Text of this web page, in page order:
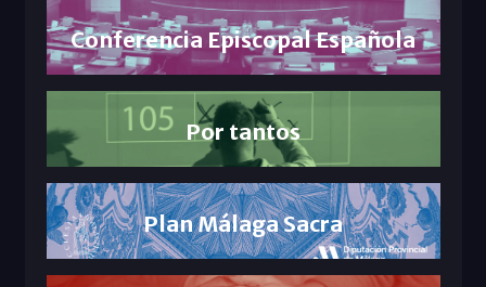
Conferencia Episcopal Española
Por tantos
Plan Málaga Sacra